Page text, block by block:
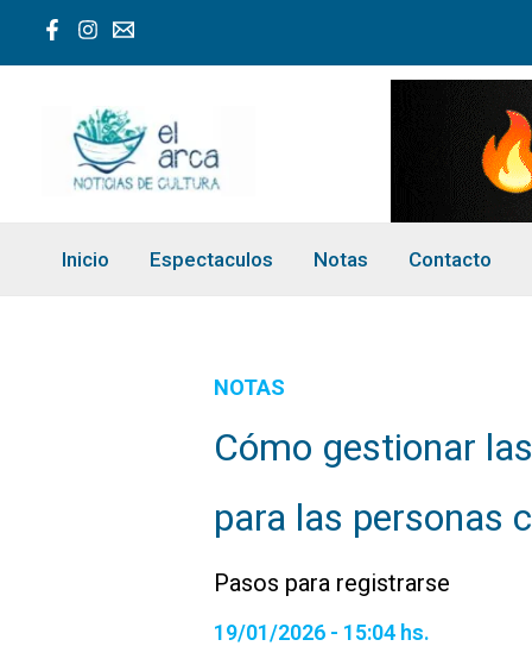
Inicio Espectaculos Notas Contacto
NOTAS
Cómo gestionar
para las personas
Pasos para registrarse
19/01/2026 - 15:04 hs.